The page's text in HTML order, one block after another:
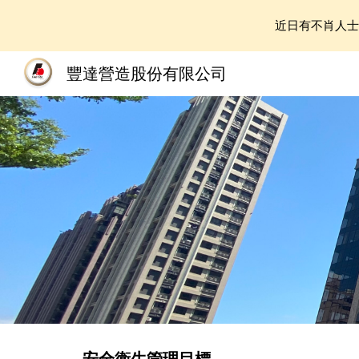
近日有不肖人
豐達營造股份有限公司